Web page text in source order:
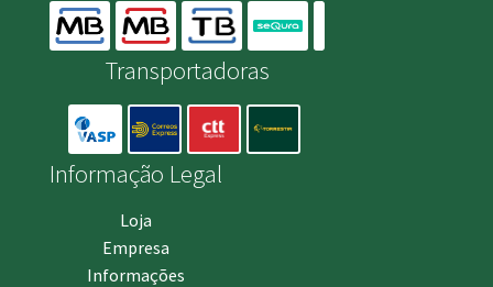
Transportadoras
Informação Legal
Loja
Empresa
Informações